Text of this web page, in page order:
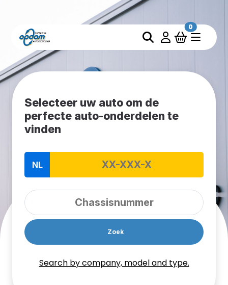
0
Selecteer uw auto om de
perfecte auto-onderdelen te
vinden
NL
Zoek
Search by company, model and type.